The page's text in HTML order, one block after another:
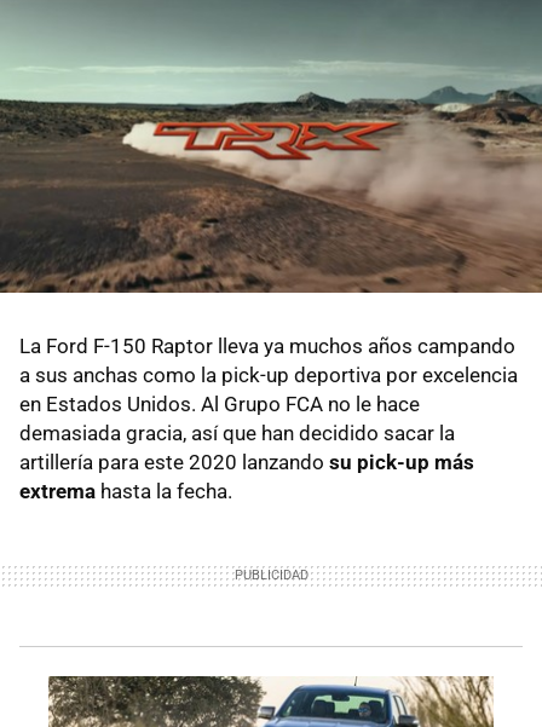
La Ford F-150 Raptor lleva ya muchos años campando
a sus anchas como la pick-up deportiva por excelencia
en Estados Unidos. Al Grupo FCA no le hace
demasiada gracia, así que han decidido sacar la
artillería para este 2020 lanzando su pick-up más
extrema hasta la fecha.